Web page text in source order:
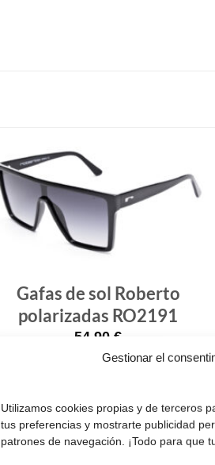
Gestionar el
Utilizamos cookies propias y de terceros
tus preferencias y mostrarte publicidad
patrones de navegación. ¡Todo para que
Gafas
Gafas de sol Roberto
polarizadas RO2191
54.90 €
Pruébatelas